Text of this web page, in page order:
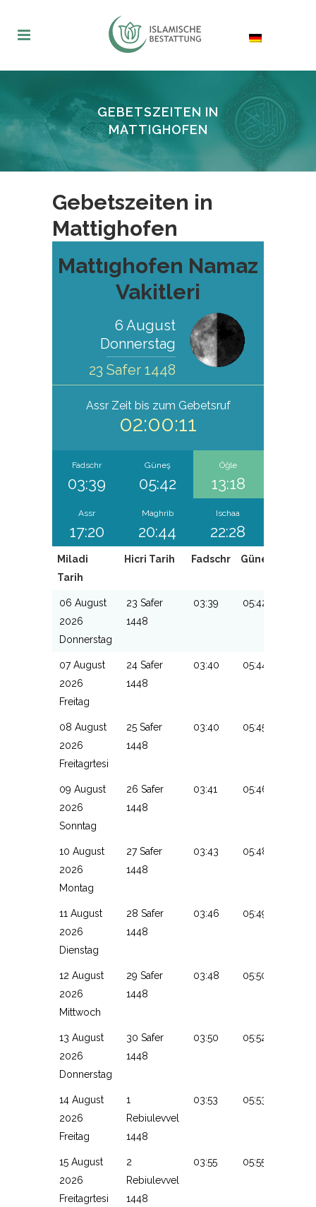
GEBETSZEITEN IN
MATTIGHOFEN
Gebetszeiten in
Mattighofen
Mattıghofen Namaz
Vakitleri
6 August
Donnerstag
23 Safer 1448
AssrZeit bis zum Gebetsruf
02:00:11
Fadschr
03:39
Güneş
05:42
Öğle
13:18
Assr
17:20
Maghrib
20:44
Ischaa
22:28
Miladi
Tarih
Hicri Tarih Fadschr Güneş
06 August
2026
Donnerstag
23 Safer
1448
03:39 05:42
07 August
2026
Freitag
24 Safer
1448
03:40 05:44
08 August
2026
Freitagrtesi
25 Safer
1448
03:40 05:45
09 August
2026
Sonntag
26 Safer
1448
03:41 05:46
10 August
2026
Montag
27 Safer
1448
03:43 05:48
11 August
2026
Dienstag
28 Safer
1448
03:46 05:49
12 August
2026
Mittwoch
29 Safer
1448
03:48 05:50
13 August
2026
Donnerstag
30 Safer
1448
03:50 05:52
14 August
2026
Freitag
1
Rebiulevvel
1448
03:53 05:53
15 August
2026
Freitagrtesi
2
Rebiulevvel
1448
03:55 05:55